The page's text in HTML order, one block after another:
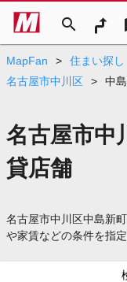
search
MapFan > 住まい探し
名古屋市中川区
> 中
名古屋市中
貸店舗
名古屋市中川区中島新
や家賃などの条件を指